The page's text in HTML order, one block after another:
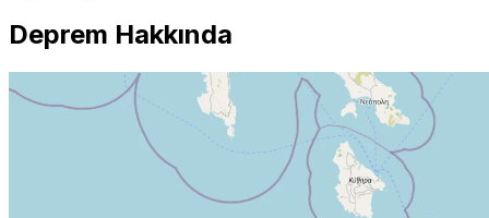
Deprem Hakkında